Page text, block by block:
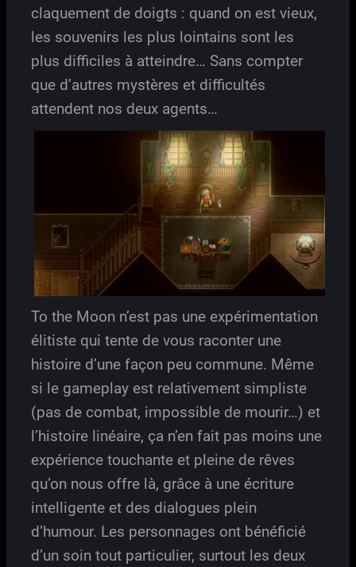
claquement de doigts : quand on est vieux,
les souvenirs les plus lointains sont les
plus difficiles à atteindre… Sans compter
que d’autres mystères et difficultés
attendent nos deux agents…
To the Moon n’est pas une expérimentation
élitiste qui tente de vous raconter une
histoire d’une façon peu commune. Même
si le gameplay est relativement simpliste
(pas de combat, impossible de mourir…) et
l’histoire linéaire, ça n’en fait pas moins une
expérience touchante et pleine de rêves
qu’on nous offre là, grâce à une écriture
intelligente et des dialogues plein
d’humour. Les personnages ont bénéficié
d’un soin tout particulier, surtout les deux